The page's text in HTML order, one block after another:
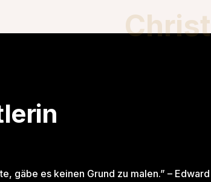
gäbe es keinen Grund zu malen.” –